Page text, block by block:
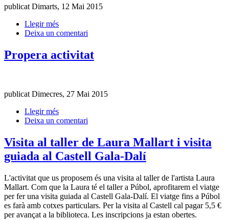
publicat Dimarts, 12 Mai 2015
Llegir més
Deixa un comentari
Propera activitat
publicat Dimecres, 27 Mai 2015
Llegir més
Deixa un comentari
Visita al taller de Laura Mallart i visita
guiada al Castell Gala-Dalí
L'activitat que us proposem és una visita al taller de l'artista Laura
Mallart. Com que la Laura té el taller a Púbol, aprofitarem el viatge
per fer una visita guiada al Castell Gala-Dalí. El viatge fins a Púbol
es farà amb cotxes particulars. Per la visita al Castell cal pagar 5,5 €
per avançat a la biblioteca. Les inscripcions ja estan obertes.